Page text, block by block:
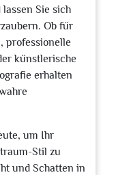
Sie sich
Ob für
professionelle
künstlerische
erhalten
um Ihr
Stil zu
und Schatten in